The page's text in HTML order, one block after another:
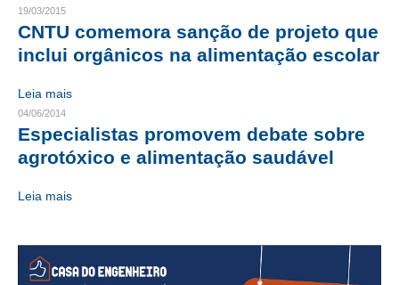
OPORTUNIDADES
APRESENTAÇÃO
CARREIRA
AUTÔNOMOS E SERVIÇOS
NEWSLETTER
CONTATO
19/03/2015
CNTU comemora sanção de projeto que
inclui orgânicos na alimentação escolar
Leia mais
04/06/2014
Especialistas promovem debate sobre
agrotóxico e alimentação saudável
Leia mais